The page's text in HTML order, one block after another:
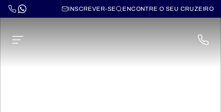
INSCREVER-SE ENCONTRE O SEU CRUZEIRO
Cruzeiros por
Islândia